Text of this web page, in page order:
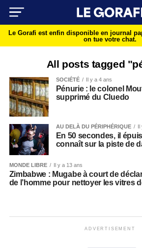
Le Gorafi est enfin disponible en journal
on tue votre chat.
All posts tagged
SOCIÉTÉ Il y a 4 ans
Pénurie : le colonel
supprimé du Cluedo
AU DELÀ DU PÉRIPHÉRIQUE Il
En 50 secondes, il
connaît sur la piste de
MONDE LIBRE Il y a 13 ans
Zimbabwe : Mugabe à court de
de l’homme pour nettoyer les vitres
ADVERTISEMENT